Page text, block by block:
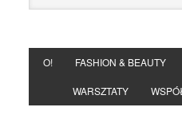
O! FASHION & BEAUTY
WARSZTATY